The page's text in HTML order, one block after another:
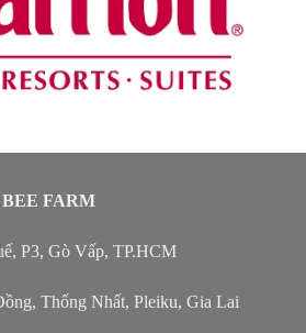
FARM
P3, Gò Vấp, TP.HCM
Thống Nhất, Pleiku, Gia Lai